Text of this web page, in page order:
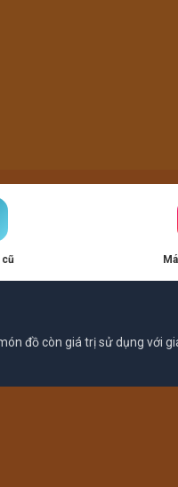
cũ
đồ còn giá trị sử dụng với